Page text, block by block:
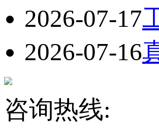
2026-07-17
2026-07-16
咨询热线: